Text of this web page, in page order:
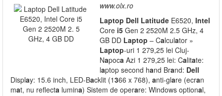
www.olx.ro
Laptop Dell Latitude E6520, Intel
Core i5 Gen 2 2520M 2.5 GHz, 4
GB DD Laptop – Calculator »
Laptop-uri 1 279,25 lei Cluj-
Napoca Azi 1 279,25 lei: Calitate:
laptop second hand Brand: Dell
Display: 15.6 inch, LED-Backlit (1366 x 768), anti-glare (ecran
mat, nu reflecta lumina) Sistem de operare: Windows optional,